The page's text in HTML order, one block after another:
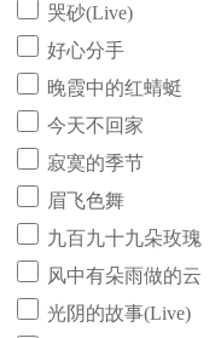
哭砂(Live)
好心分手
晚霞中的红蜻蜓
今天不回家
寂寞的季节
眉飞色舞
九百九十九朵玫瑰
风中有朵雨做的云
光阴的故事(Live)